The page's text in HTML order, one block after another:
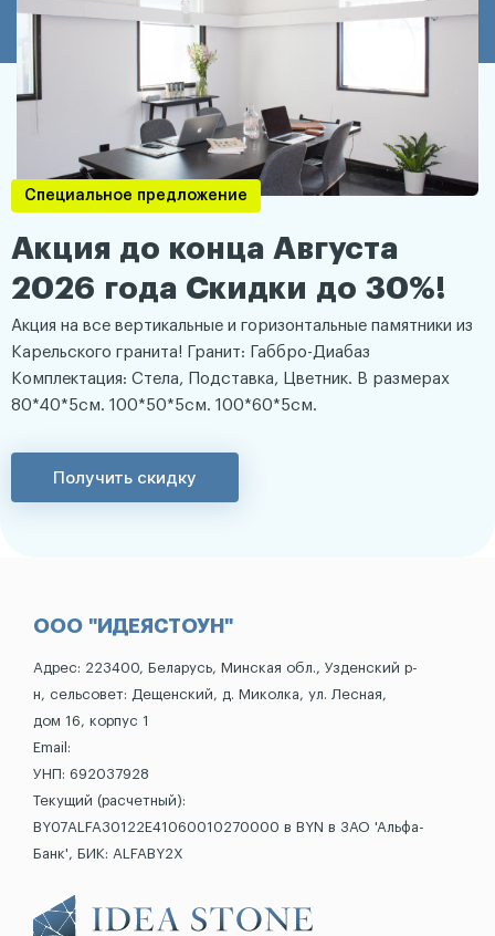
Специальное предложение
Акция до конца Августа
2026 года Скидки до 30%!
Акция на все вертикальные и горизонтальные памятники из
Карельского гранита! Гранит: Габбро-Диабаз
Комплектация: Стела, Подставка, Цветник. В размерах
80*40*5см. 100*50*5см. 100*60*5см.
Получить скидку
ООО "ИДЕЯСТОУН"
Адрес: 223400, Беларусь, Минская обл., Узденский р-
н, сельсовет: Дещенский, д. Миколка, ул. Лесная,
дом 16, корпус 1
Email:
УНП: 692037928
Текущий (расчетный):
BY07ALFA30122E41060010270000 в BYN в ЗАО 'Альфа-
Банк', БИК: ALFABY2X